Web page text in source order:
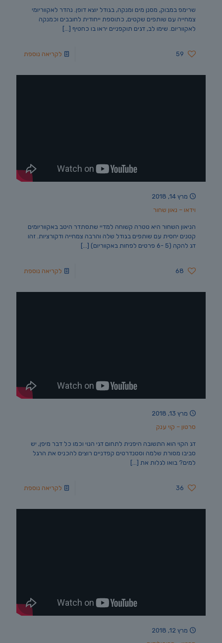
שרימפ במבוק, מסנן מים ומנקה, בגודל יוצא דופן. נהדר לאקווריומי
צמחייה עם שותפים שקטים, כתוספת ייחודית לחובבים וכמנקה
לאקווריום. שימו לב, דגים תוקפניים יראו בו כחטיף […]
59 לקריאה נוספת
מרץ 14, 2018
וידאו – נאון שחור
הניאון השחור היא טטרה קשוחה למדיי שתסתדר היטב באקווריומים
קטנים יחסית עם שותפים בגודל שלה והרבה צמחייה ודקורציות. זהו
דג להקה (5 -6 פרטים לפחות באקווריום)
[…]
68 לקריאה נוספת
מרץ 13, 2018
סרטון – קוי ענק
דג הקוי הוא התשובה היפנית לתחום דגי הנוי וכמו כל דבר מיפן, יש
סביבו מסורת שלמה וסטנדרטים קפדניים רוצים להכניס את הרגל
למים? בואו לגלות את […]
36 לקריאה נוספת
מרץ 12, 2018